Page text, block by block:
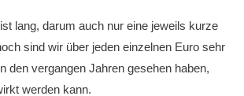
lang, darum auch nur eine jeweils kurze
sind wir über jeden einzelnen Euro sehr
den vergangen Jahren gesehen haben,
werden kann.